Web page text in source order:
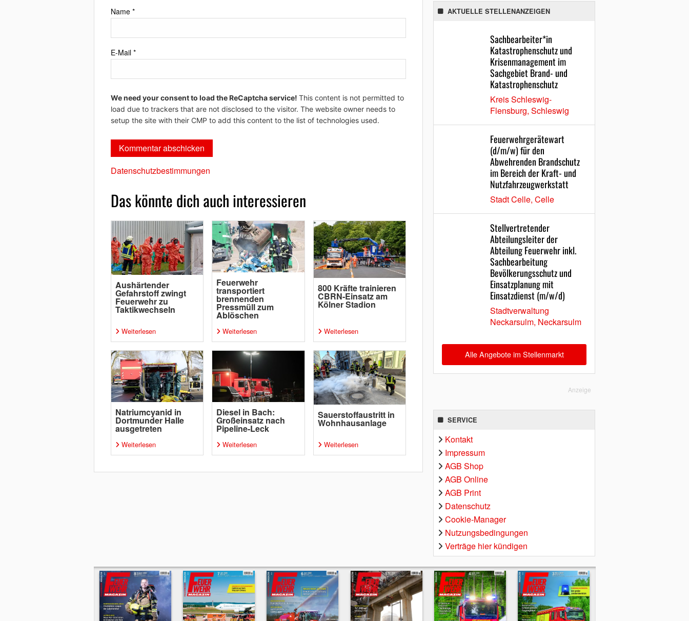
Name *
E-Mail *
We need your consent to load the ReCaptcha service! This content is not permitted to
load due to trackers that are not disclosed to the visitor. The website owner needs to
setup the site with their CMP to add this content to the list of technologies used.
Datenschutzbestimmungen
Das könnte dich auch interessieren
Aushärtender
Gefahrstoff zwingt
Feuerwehr zu
Taktikwechseln
Weiterlesen
Feuerwehr
transportiert
brennenden
Pressmüll zum
Ablöschen
Weiterlesen
800 Kräfte trainieren
CBRN-Einsatz am
Kölner Stadion
Weiterlesen
Natriumcyanid in
Dortmunder Halle
ausgetreten
Weiterlesen
Diesel in Bach:
Großeinsatz nach
Pipeline-Leck
Weiterlesen
Sauerstoffaustritt in
Wohnhausanlage
Weiterlesen
AKTUELLE STELLENANZEIGEN
Sachbearbeiter*in
Katastrophenschutz und
Krisenmanagement im
Sachgebiet Brand- und
Katastrophenschutz
Kreis Schleswig-
Flensburg, Schleswig
Feuerwehrgerätewart
(d/m/w) für den
Abwehrenden Brandschutz
im Bereich der Kraft- und
Nutzfahrzeugwerkstatt
Stadt Celle, Celle
Stellvertretender
Abteilungsleiter der
Abteilung Feuerwehr inkl.
Sachbearbeitung
Bevölkerungsschutz und
Einsatzplanung mit
Einsatzdienst (m/w/d)
Stadtverwaltung
Neckarsulm, Neckarsulm
Alle Angebote im Stellenmarkt
Anzeige
SERVICE
Kontakt
Impressum
AGB Shop
AGB Online
AGB Print
Datenschutz
Cookie-Manager
Nutzungsbedingungen
Verträge hier kündigen